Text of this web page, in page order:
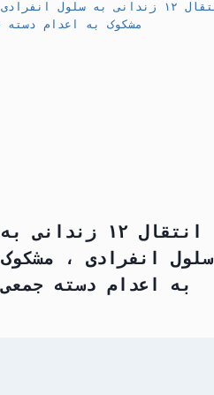
انتقال ۱۲ زندانی به
سلول انفرادی ، مشکوک
به اعدام دسته جمعی